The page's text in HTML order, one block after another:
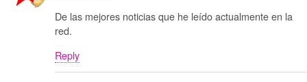
De las mejores noticias que he leído actualmente en la
red.
Reply